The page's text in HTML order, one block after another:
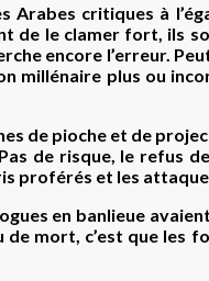
Arabes critiques à
de le clamer fort, ils
encore l’erreur.
plus ou
de pioche et de
de risque, le refus
proférés et les
en banlieue
de mort, c’est que